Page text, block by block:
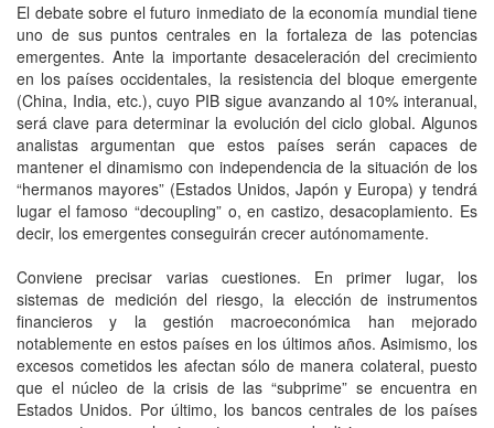
El debate sobre el futuro inmediato de la economía mundial tiene
uno de sus puntos centrales en la fortaleza de las potencias
emergentes. Ante la importante desaceleración del crecimiento
en los países occidentales, la resistencia del bloque emergente
(China, India, etc.), cuyo PIB sigue avanzando al 10% interanual,
será clave para determinar la evolución del ciclo global. Algunos
analistas argumentan que estos países serán capaces de
mantener el dinamismo con independencia de la situación de los
“hermanos mayores” (Estados Unidos, Japón y Europa) y tendrá
lugar el famoso “decoupling” o, en castizo, desacoplamiento. Es
decir, los emergentes conseguirán crecer autónomamente.
Conviene precisar varias cuestiones. En primer lugar, los
sistemas de medición del riesgo, la elección de instrumentos
financieros y la gestión macroeconómica han mejorado
notablemente en estos países en los últimos años. Asimismo, los
excesos cometidos les afectan sólo de manera colateral, puesto
que el núcleo de la crisis de las “subprime” se encuentra en
Estados Unidos. Por último, los bancos centrales de los países